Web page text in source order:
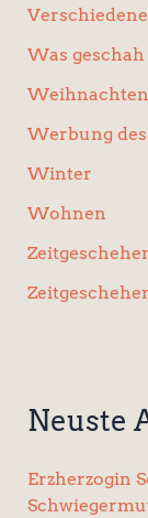
Was geschah
Weihnachten
Werbung
Winter
Wohnen
Neuste
Erzherzogin